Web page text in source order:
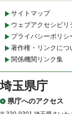
サイトマップ
ウェブアクセシビリ
プライバシーポリシ
著作権・リンクにつ
関係機関リンク集
埼玉県庁
県庁へのアクセス